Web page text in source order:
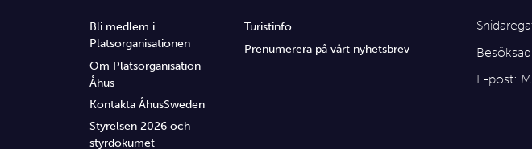
Bli medlem i
Platsorganisationen
Om Platsorganisation
Åhus
Kontakta ÅhusSweden
Styrelsen 2026 och
styrdokumet
Turistinfo
Prenumerera på vårt nyhetsbrev
E-post: